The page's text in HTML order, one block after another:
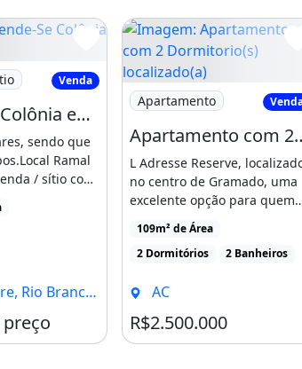
RAMAL DO PELÉ/RAMAL
DE ACRELÂNDIA COM
NASCENTES D'ÁGUA, 01
INSTALADA, COM
Urbano
Se Colônia em Feijó
Venda
Vende-Se Colônia em Feijó
sendo que
Ramal
/ sítio com
sob
de área,
Branco - AC
Imagem: Apartamento
Apartamento
Apartamento com 2
L Adresse Reserve,
no centro de Gramado, uma
excelente opção para quem
busca conforto, [...]
109m² de Área
2 Dormitórios
2 Banheiros
AC
R$2.500.000